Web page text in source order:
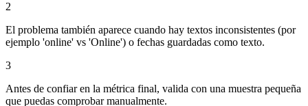
2
El problema también aparece cuando hay textos inconsistentes (por
ejemplo 'online' vs 'Online') o fechas guardadas como texto.
3
Antes de confiar en la métrica final, valida con una muestra pequeña
que puedas comprobar manualmente.